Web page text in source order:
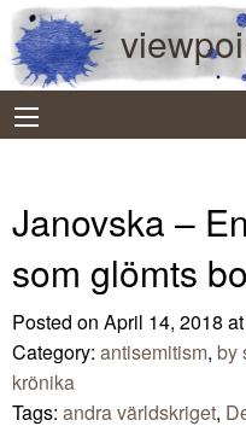
Janovska –
som glömts
Posted on April 14, 2018
Category: antisemitism, by
krönika
Tags: andra världskriget,